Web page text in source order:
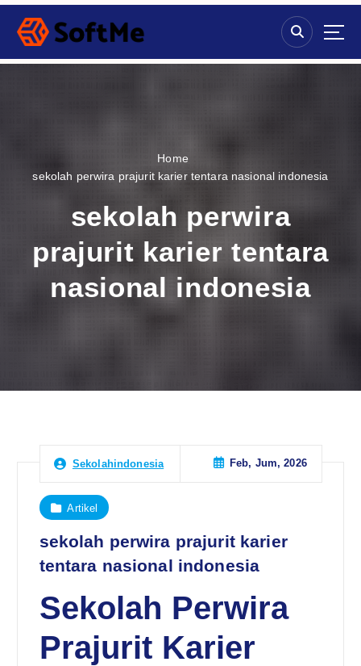
S
p
Home
sekolah perwira prajurit karier tentara nasional indonesia
sekolah perwira
prajurit karier tentara
nasional indonesia
Sekolahindonesia Feb, Jum, 2026
Artikel
sekolah perwira prajurit karier
tentara nasional indonesia
Sekolah Perwira
Prajurit Karier